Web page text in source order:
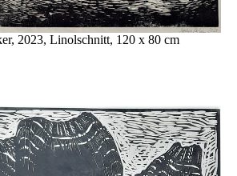
2023, Linolschnitt, 120 x 80 cm